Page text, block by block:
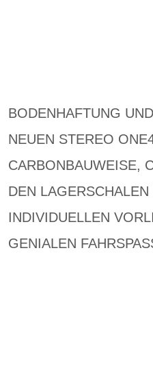
BODENHAFTUNG
NEUEN STEREO
CARBONBAUWEISE,
DEN
INDIVIDUELLEN
GENIALEN